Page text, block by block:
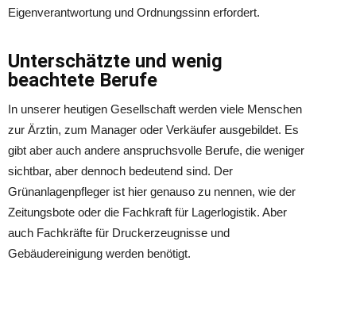
Eigenverantwortung und Ordnungssinn erfordert.
Unterschätzte und wenig
beachtete Berufe
In unserer heutigen Gesellschaft werden viele Menschen
zur Ärztin, zum Manager oder Verkäufer ausgebildet. Es
gibt aber auch andere anspruchsvolle Berufe, die weniger
sichtbar, aber dennoch bedeutend sind. Der
Grünanlagenpfleger ist hier genauso zu nennen, wie der
Zeitungsbote oder die Fachkraft für Lagerlogistik. Aber
auch Fachkräfte für Druckerzeugnisse und
Gebäudereinigung werden benötigt.